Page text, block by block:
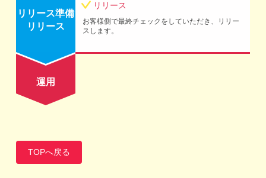
リリース準備
リリース
リリース
お客様側で最終チェックをしていただき、リリー
スします。
運用
TOPへ戻る